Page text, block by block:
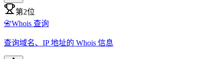
第2位
📇Whois 查询
查询域名、IP 地址的 Whois 信息